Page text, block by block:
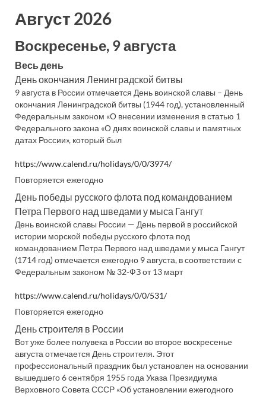
Август 2026
Воскресенье, 9 августа
Весь день
День окончания Ленинградской битвы
9 августа в России отмечается День воинской славы – День
окончания Ленинградской битвы (1944 год), установленный
Федеральным законом «О внесении изменения в статью 1
Федерального закона «О днях воинской славы и памятных
датах России», который был
https://www.calend.ru/holidays/0/0/3974/
Повторяется ежегодно
День победы русского флота под командованием
Петра Первого над шведами у мыса Гангут
День воинской славы России — День первой в российской
истории морской победы русского флота под
командованием Петра Первого над шведами у мыса Гангут
(1714 год) отмечается ежегодно 9 августа, в соответствии с
Федеральным законом № 32-ФЗ от 13 март
https://www.calend.ru/holidays/0/0/531/
Повторяется ежегодно
День строителя в России
Вот уже более полувека в России во второе воскресенье
августа отмечается День строителя. Этот
профессиональный праздник был установлен на основании
вышедшего 6 сентября 1955 года Указа Президиума
Верховного Совета СССР «Об установлении ежегодного